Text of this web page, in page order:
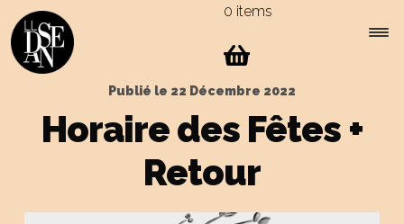
Skip
to
navigation
Skip
to
content
0 items
Publié le 22 Décembre 2022
Horaire des Fêtes +
Retour